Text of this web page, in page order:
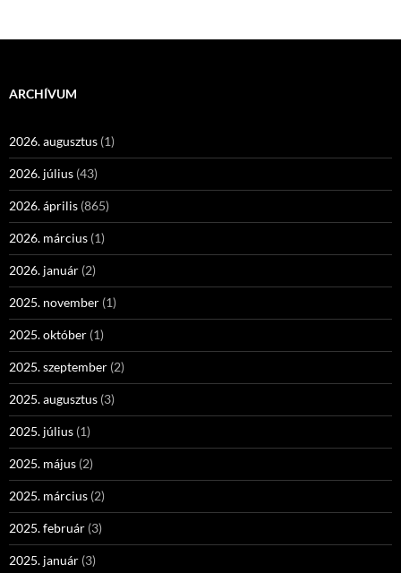
ARCHÍVUM
2026. augusztus (1)
2026. július (43)
2026. április (865)
2026. március (1)
2026. január (2)
2025. november (1)
2025. október (1)
2025. szeptember (2)
2025. augusztus (3)
2025. július (1)
2025. május (2)
2025. március (2)
2025. február (3)
2025. január (3)